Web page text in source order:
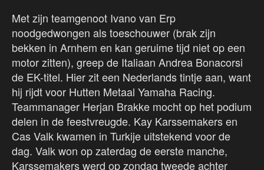
Met zijn teamgenoot Ivano van Erp
noodgedwongen als toeschouwer (brak zijn
bekken in Arnhem en kan geruime tijd niet op een
motor zitten), greep de Italiaan Andrea Bonacorsi
de EK-titel. Hier zit een Nederlands tintje aan, want
hij rijdt voor Hutten Metaal Yamaha Racing.
Teammanager Herjan Brakke mocht op het podium
delen in de feestvreugde. Kay Karssemakers en
Cas Valk kwamen in Turkije uitstekend voor de
dag. Valk won op zaterdag de eerste manche,
Karssemakers werd op zondag tweede achter